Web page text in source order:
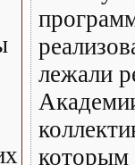
лежали
которым